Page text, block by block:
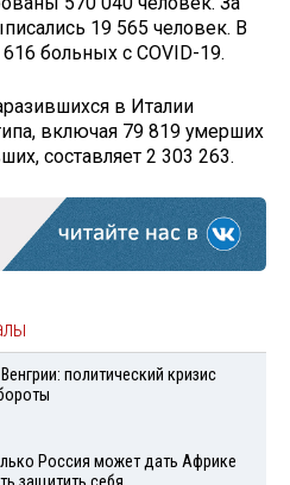
19 565 человек. В
больных с COVID-19.
в Италии
включая 79 819 умерших
составляет 2 303 263.
политический кризис
Россия может дать Африке